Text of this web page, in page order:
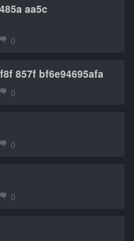
aa5c
0
857f bf6e94695afa
0
0
0